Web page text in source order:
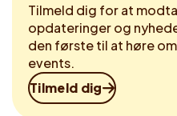
Tilmeld dig for at
opdateringer og
den første til at høre
events.
Tilmeld dig